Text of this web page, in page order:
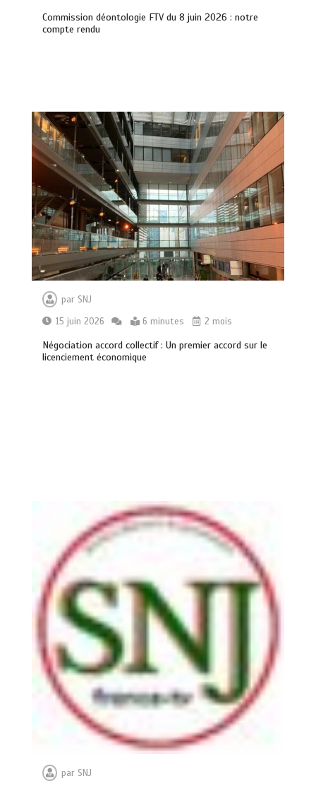
Commission déontologie FTV du 8 juin 2026 : notre
compte rendu
par SNJ
15 juin 2026
6 minutes 2 mois
Négociation accord collectif : Un premier accord sur le
licenciement économique
par SNJ